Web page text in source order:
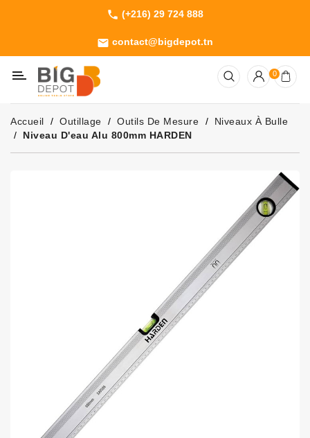
phone (+216) 29 724 888
email contact@bigdepot.tn
Machines
Outillage
Jardinage
Consommables
0
Accueil Outillage Outils De Mesure
Niveaux À Bulle
Niveau D'eau Alu 800mm HARDEN